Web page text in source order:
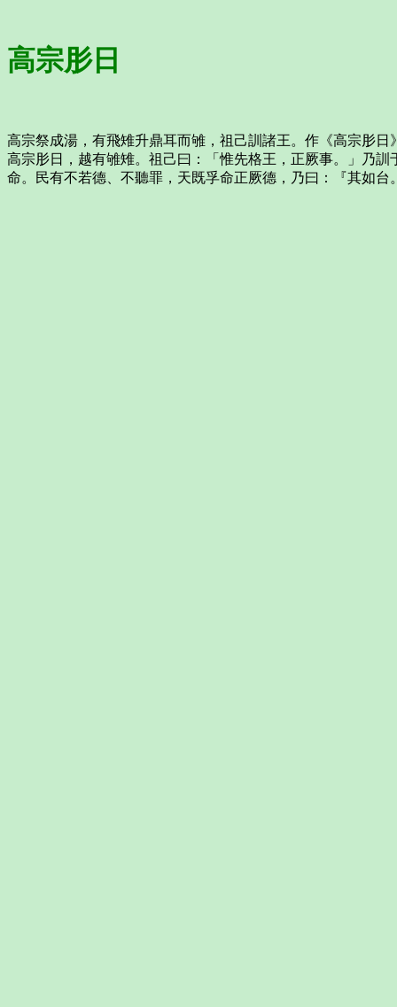
高宗肜日
高宗祭成湯，有飛雉升鼎耳而雊，祖己訓諸王。作《高宗肜日
高宗肜日，越有雊雉。祖己曰：「惟先格王，正厥事。」乃
命。民有不若德、不聽罪，天既孚命正厥德，乃曰：『其如